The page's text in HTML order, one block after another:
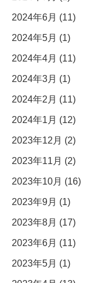
2024年6月 (11)
2024年5月 (1)
2024年4月 (11)
2024年3月 (1)
2024年2月 (11)
2024年1月 (12)
2023年12月 (2)
2023年11月 (2)
2023年10月 (16)
2023年9月 (1)
2023年8月 (17)
2023年6月 (11)
2023年5月 (1)